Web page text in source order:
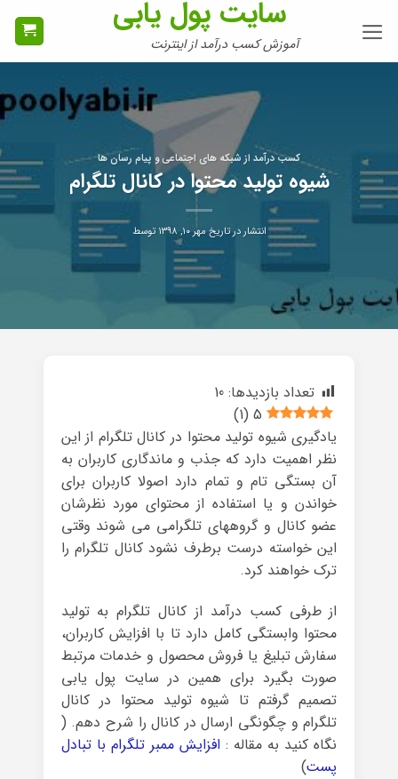
سایت پول یابی
آموزش کسب درآمد از اینترنت
کسب درآمد از شبکه های اجتماعی و پیام رسان ها
شیوه تولید محتوا در کانال تلگرام
انتشار در تاریخمهر ۱۰, ۱۳۹۸ توسط
تعداد بازدیدها: 10
5
(
1
)
یادگیری شیوه تولید محتوا در کانال تلگرام از این
نظر اهمیت دارد که جذب و ماندگاری کاربران به
آن بستگی تام و تمام دارد اصولا کاربران برای
خواندن و یا استفاده از محتوای مورد نظرشان
عضو کانال و گروههای تلگرامی می شوند وقتی
این خواسته درست برطرف نشود کانال تلگرام را
ترک خواهند کرد.
از طرفی کسب درآمد از کانال تلگرام به تولید
محتوا وابستگی کامل دارد تا با افزایش کاربران،
سفارش تبلیغ یا فروش محصول و خدمات مرتبط
صورت بگیرد برای همین در سایت پول یابی
تصمیم گرفتم تا شیوه تولید محتوا در کانال
تلگرام و چگونگی ارسال در کانال را شرح دهم. (
نگاه کنید به مقاله : افزایش ممبر تلگرام با تبادل
پست)